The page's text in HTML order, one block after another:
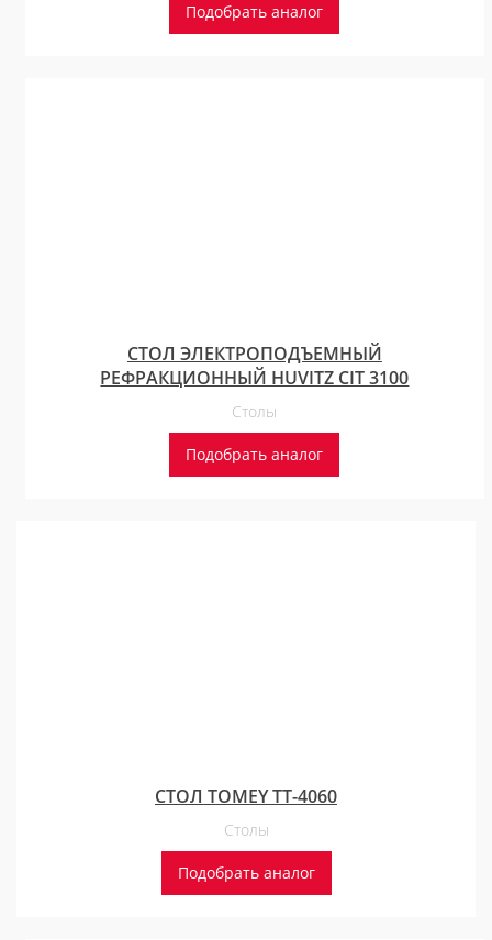
Подобрать аналог
СТОЛ ЭЛЕКТРОПОДЪЕМНЫЙ
РЕФРАКЦИОННЫЙ HUVITZ CIT 3100
Столы
Подобрать аналог
СТОЛ TOMEY TT-4060
Столы
Подобрать аналог